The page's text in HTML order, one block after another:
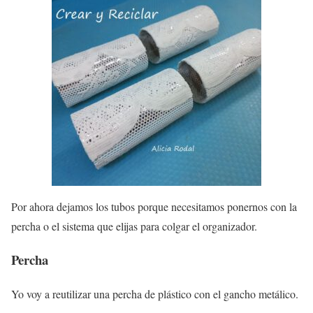
Por ahora dejamos los tubos porque necesitamos ponernos con la
percha o el sistema que elijas para colgar el organizador.
Percha
Yo voy a reutilizar una percha de plástico con el gancho metálico.